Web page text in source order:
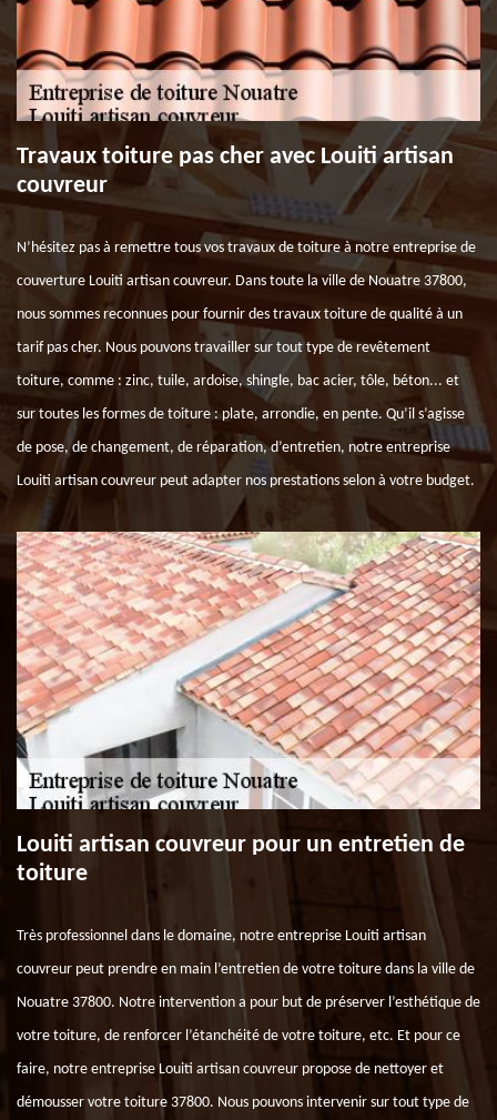
Travaux toiture pas cher avec Louiti artisan
couvreur
N’hésitez pas à remettre tous vos travaux de toiture à notre entreprise de
couverture Louiti artisan couvreur. Dans toute la ville de Nouatre 37800,
nous sommes reconnues pour fournir des travaux toiture de qualité à un
tarif pas cher. Nous pouvons travailler sur tout type de revêtement
toiture, comme : zinc, tuile, ardoise, shingle, bac acier, tôle, béton... et
sur toutes les formes de toiture : plate, arrondie, en pente. Qu’il s’agisse
de pose, de changement, de réparation, d’entretien, notre entreprise
Louiti artisan couvreur peut adapter nos prestations selon à votre budget.
Louiti artisan couvreur pour un entretien de
toiture
Très professionnel dans le domaine, notre entreprise Louiti artisan
couvreur peut prendre en main l’entretien de votre toiture dans la ville de
Nouatre 37800. Notre intervention a pour but de préserver l’esthétique de
votre toiture, de renforcer l’étanchéité de votre toiture, etc. Et pour ce
faire, notre entreprise Louiti artisan couvreur propose de nettoyer et
démousser votre toiture 37800. Nous pouvons intervenir sur tout type de